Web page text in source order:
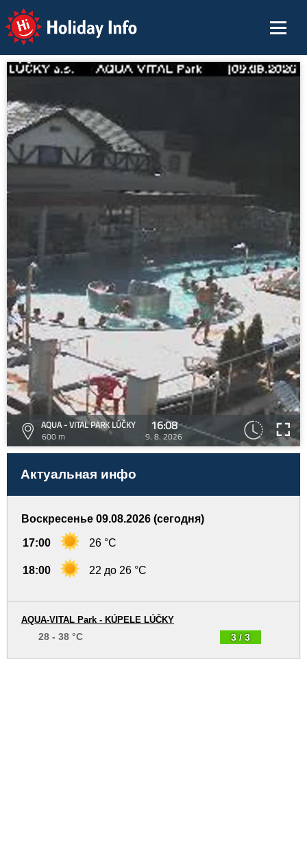
Holiday Info
AQUA - VITAL PARK LÚČKY
600 m
16:08
9. 8. 2026
Актуальная инфо
Воскресенье 09.08.2026 (сегодня)
17:00 26 °C
18:00 22 до 26 °C
3 / 3
AQUA-VITAL Park - KÚPELE LÚČKY
28 - 38 °C